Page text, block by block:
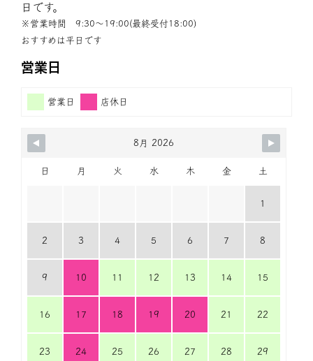
日です。
※営業時間 9:30〜19:00(最終受付18:00)
おすすめは平日です
営業日
営業日 店休日
8月 2026
日 月 火 水 木 金 土
1
2 3 4 5 6 7 8
9 10 11 12 13 14 15
16 17 18 19 20 21 22
23 24 25 26 27 28 29